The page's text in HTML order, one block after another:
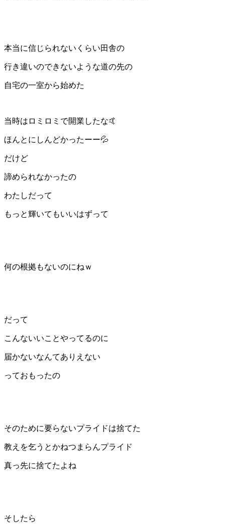
本当に信じられないくらい田舎の
行き違いのできないような道の先の
自宅の一室から始めた
当時はロミロミで開業したな🤙
ほんとにしんどかったーー💦
だけど
諦められなかったの
わたしだって
もっと輝いてもいいはずって
何の根拠もないのにねｗ
だって
こんないいことやってるのに
届かないなんてありえない
っておもったの
そのために要らないプライドは捨てた
教えを乞うとかねつまらんプライド
真っ先に捨てたよね
そしたら